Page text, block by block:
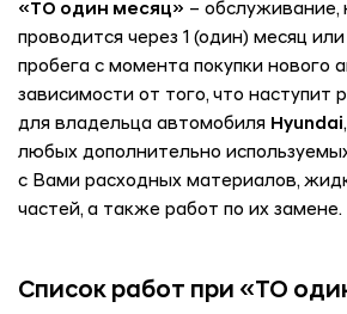
«ТО один месяц» – обслуживание,
проводится через 1 (один) месяц
пробега с момента покупки нового
зависимости от того, что наступит
для владельца автомобиля Hyundai
любых дополнительно
с Вами расходных материалов,
частей, а также работ по их замене.
Список работ при «ТО